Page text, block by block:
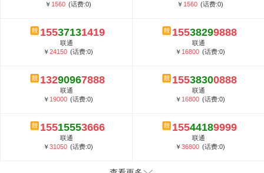
￥ 1560 (话费:0)
￥ 1560 (话费:0)
15537131419
联通
￥24150 (话费:0)
15538299888
联通
￥ 16800 (话费:0)
13290967888
联通
￥ 19000 (话费:0)
15538300888
联通
￥ 16800 (话费:0)
15515553666
联通
￥31050 (话费:0)
15544189999
联通
￥36800 (话费:0)